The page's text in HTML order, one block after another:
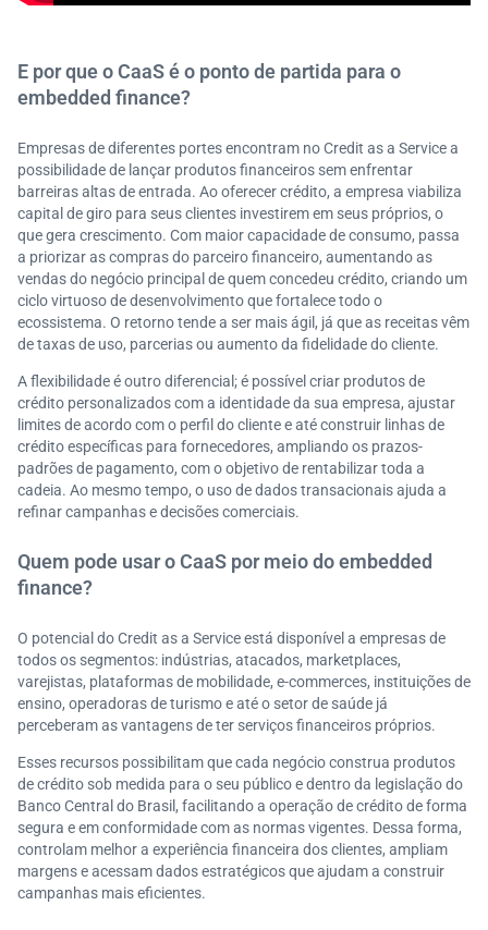
E por que o CaaS é o ponto de partida para o
embedded finance?
Empresas de diferentes portes encontram no Credit as a Service a
possibilidade de lançar produtos financeiros sem enfrentar
barreiras altas de entrada. Ao oferecer crédito, a empresa viabiliza
capital de giro para seus clientes investirem em seus próprios, o
que gera crescimento. Com maior capacidade de consumo, passa
a priorizar as compras do parceiro financeiro, aumentando as
vendas do negócio principal de quem concedeu crédito, criando um
ciclo virtuoso de desenvolvimento que fortalece todo o
ecossistema. O retorno tende a ser mais ágil, já que as receitas vêm
de taxas de uso, parcerias ou aumento da fidelidade do cliente.
A flexibilidade é outro diferencial; é possível criar produtos de
crédito personalizados com a identidade da sua empresa, ajustar
limites de acordo com o perfil do cliente e até construir linhas de
crédito específicas para fornecedores, ampliando os prazos-
padrões de pagamento, com o objetivo de rentabilizar toda a
cadeia. Ao mesmo tempo, o uso de dados transacionais ajuda a
refinar campanhas e decisões comerciais.
Quem pode usar o CaaS por meio do embedded
finance?
O potencial do Credit as a Service está disponível a empresas de
todos os segmentos: indústrias, atacados, marketplaces,
varejistas, plataformas de mobilidade, e-commerces, instituições de
ensino, operadoras de turismo e até o setor de saúde já
perceberam as vantagens de ter serviços financeiros próprios.
Esses recursos possibilitam que cada negócio construa produtos
de crédito sob medida para o seu público e dentro da legislação do
Banco Central do Brasil, facilitando a operação de crédito de forma
segura e em conformidade com as normas vigentes. Dessa forma,
controlam melhor a experiência financeira dos clientes, ampliam
margens e acessam dados estratégicos que ajudam a construir
campanhas mais eficientes.